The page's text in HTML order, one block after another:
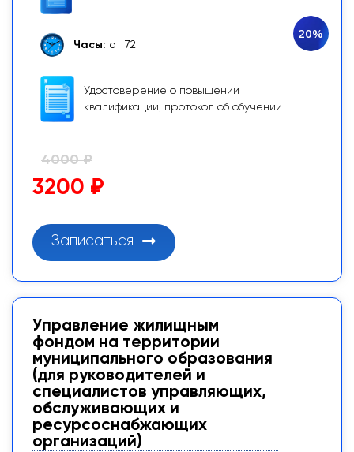
Часы: от 72
Удостоверение о повышении
квалификации, протокол об обучении
20%
4000 ₽
3200 ₽
Записаться
Управление жилищным
фондом на территории
муниципального образования
(для руководителей и
специалистов управляющих,
обслуживающих и
ресурсоснабжающих
организаций)